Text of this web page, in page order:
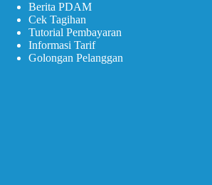
Berita PDAM
Cek Tagihan
Tutorial Pembayaran
Informasi Tarif
Golongan Pelanggan